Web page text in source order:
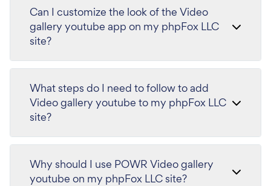
Can I customize the look of the Video
gallery youtube app on my phpFox LLC
site?
What steps do I need to follow to add
Video gallery youtube to my phpFox LLC
site?
Why should I use POWR Video gallery
youtube on my phpFox LLC site?